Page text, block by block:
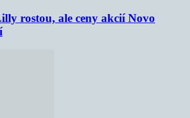
rostou, ale ceny akcií Novo